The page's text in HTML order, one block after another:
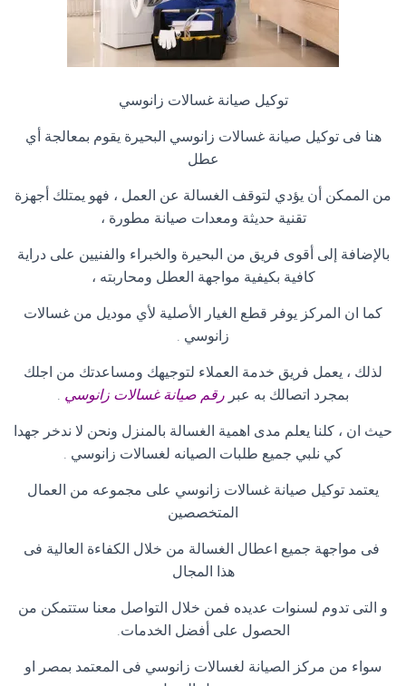
توكيل صيانة غسالات زانوسي
هنا فى توكيل صيانة غسالات زانوسي البحيرة يقوم بمعالجة أي
عطل
من الممكن أن يؤدي لتوقف الغسالة عن العمل ، فهو يمتلك أجهزة
تقنية حديثة ومعدات صيانة مطورة ،
بالإضافة إلى أقوى فريق من البحيرة والخبراء والفنيين على دراية
كافية بكيفية مواجهة العطل ومحاربته ،
كما ان المركز يوفر قطع الغيار الأصلية لأي موديل من غسالات
زانوسي .
لذلك ، يعمل فريق خدمة العملاء لتوجيهك ومساعدتك من اجلك
بمجرد اتصالك به عبر رقم صيانة غسالات زانوسي .
حيث ان ، كلنا يعلم مدى اهمية الغسالة بالمنزل ونحن لا ندخر جهدا
كي نلبي جميع طلبات الصيانه لغسالات زانوسي .
يعتمد توكيل صيانة غسالات زانوسي على مجموعه من العمال
المتخصصين
فى مواجهة جميع اعطال الغسالة من خلال الكفاءة العالية فى
هذا المجال
و التى تدوم لسنوات عديده فمن خلال التواصل معنا ستتمكن من
الحصول على أفضل الخدمات.
سواء من مركز الصيانة لغسالات زانوسي فى المعتمد بمصر او